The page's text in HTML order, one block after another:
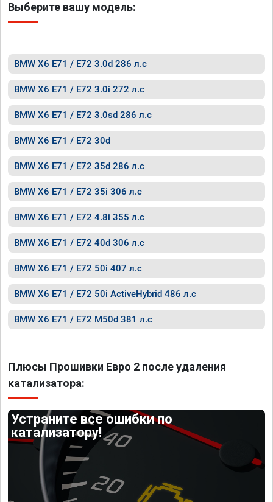
Выберите вашу модель:
BMW X6 E71 / E72 3.0d 286 л.с
BMW X6 E71 / E72 3.0i 272 л.с
BMW X6 E71 / E72 3.0sd 286 л.с
BMW X6 E71 / E72 30d
BMW X6 E71 / E72 35d 286 л.с
BMW X6 E71 / E72 35i 306 л.с
BMW X6 E71 / E72 4.8i 355 л.с
BMW X6 E71 / E72 40d 306 л.с
BMW X6 E71 / E72 50i 407 л.с
BMW X6 E71 / E72 50i ActiveHybrid 486 л.с
BMW X6 E71 / E72 M50d 381 л.с
Плюсы Прошивки Евро 2 после удаления
катализатора:
Устраните все ошибки по
катализатору!